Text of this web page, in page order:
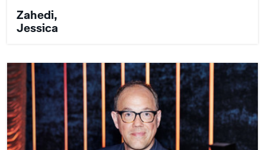
Zahedi,
Jessica